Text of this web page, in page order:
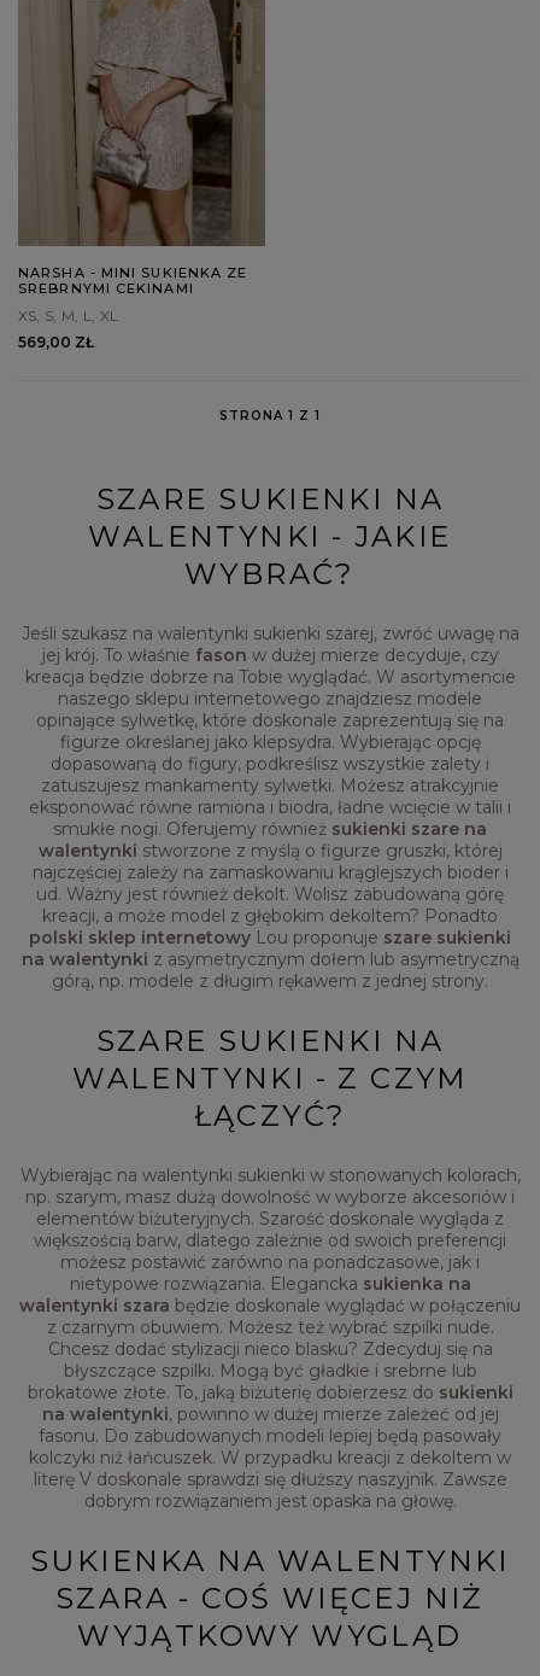
NARSHA - MINI SUKIENKA ZE
SREBRNYMI CEKINAMI
XS S M L
XL
569,00 ZŁ
STRONA 1 Z 1
SZARE SUKIENKI NA
WALENTYNKI - JAKIE
WYBRAĆ?
Jeśli szukasz na walentynki sukienki szarej, zwróć uwagę na
jej krój. To właśnie fason w dużej mierze decyduje, czy
kreacja będzie dobrze na Tobie wyglądać. W asortymencie
naszego sklepu internetowego znajdziesz modele
opinające sylwetkę, które doskonale zaprezentują się na
figurze określanej jako klepsydra. Wybierając opcję
dopasowaną do figury, podkreślisz wszystkie zalety i
zatuszujesz mankamenty sylwetki. Możesz atrakcyjnie
eksponować równe ramiona i biodra, ładne wcięcie w talii i
smukłe nogi. Oferujemy również sukienki szare na
walentynki stworzone z myślą o figurze gruszki, której
najczęściej zależy na zamaskowaniu krąglejszych bioder i
ud. Ważny jest również dekolt. Wolisz zabudowaną górę
kreacji, a może model z głębokim dekoltem? Ponadto
polski sklep internetowy Lou proponuje szare sukienki
na walentynki z asymetrycznym dołem lub asymetryczną
górą, np. modele z długim rękawem z jednej strony.
SZARE SUKIENKI NA
WALENTYNKI - Z CZYM
ŁĄCZYĆ?
Wybierając na walentynki sukienki w stonowanych kolorach,
np. szarym, masz dużą dowolność w wyborze akcesoriów i
elementów biżuteryjnych. Szarość doskonale wygląda z
większością barw, dlatego zależnie od swoich preferencji
możesz postawić zarówno na ponadczasowe, jak i
nietypowe rozwiązania. Elegancka sukienka na
walentynki szara będzie doskonale wyglądać w połączeniu
z czarnym obuwiem. Możesz też wybrać szpilki nude.
Chcesz dodać stylizacji nieco blasku? Zdecyduj się na
błyszczące szpilki. Mogą być gładkie i srebrne lub
brokatowe złote. To, jaką biżuterię dobierzesz do sukienki
na walentynki, powinno w dużej mierze zależeć od jej
fasonu. Do zabudowanych modeli lepiej będą pasowały
kolczyki niż łańcuszek. W przypadku kreacji z dekoltem w
literę V doskonale sprawdzi się dłuższy naszyjnik. Zawsze
dobrym rozwiązaniem jest opaska na głowę.
SUKIENKA NA WALENTYNKI
SZARA - COŚ WIĘCEJ NIŻ
WYJĄTKOWY WYGLĄD